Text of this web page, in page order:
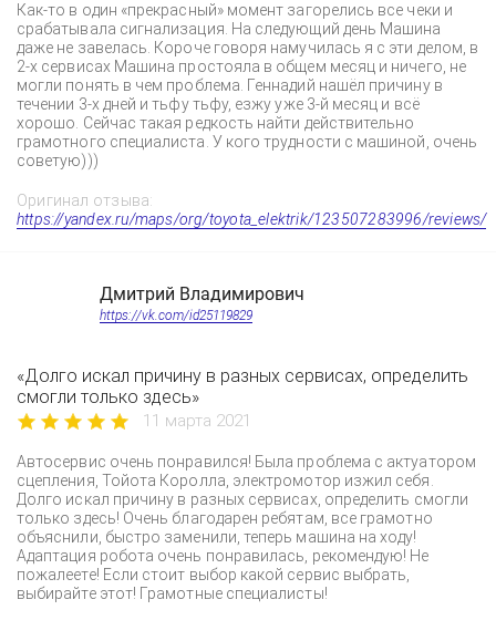
Как-то в один «прекрасный» момент загорелись все чеки и
срабатывала сигнализация. На следующий день Машина
даже не завелась. Короче говоря намучилась я с эти делом, в
2-х сервисах Машина простояла в общем месяц и ничего, не
могли понять в чем проблема. Геннадий нашёл причину в
течении 3-х дней и тьфу тьфу, езжу уже 3-й месяц и всё
хорошо. Сейчас такая редкость найти действительно
грамотного специалиста. У кого трудности с машиной, очень
советую)))
Оригинал отзыва:
https://yandex.ru/maps/org/toyota_elektrik/123507283996/reviews/
Дмитрий Владимирович
https://vk.com/id25119829
«Долго искал причину в разных сервисах, определить
смогли только здесь»
11 марта 2021
Автосервис очень понравился! Была проблема с актуатором
сцепления, Тойота Королла, электромотор изжил себя.
Долго искал причину в разных сервисах, определить смогли
только здесь! Очень благодарен ребятам, все грамотно
объяснили, быстро заменили, теперь машина на ходу!
Адаптация робота очень понравилась, рекомендую! Не
пожалеете! Если стоит выбор какой сервис выбрать,
выбирайте этот! Грамотные специалисты!